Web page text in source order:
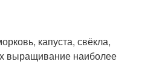
капуста, свёкла,
выращивание наиболее